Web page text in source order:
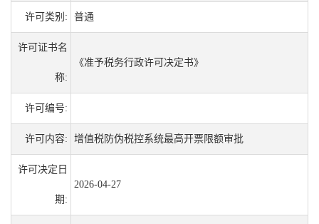
许可类别: 普通
许可证书名
称:
《准予税务行政许可决定书》
许可编号:
许可内容: 增值税防伪税控系统最高开票限额审批
许可决定日
期:
2026-04-27